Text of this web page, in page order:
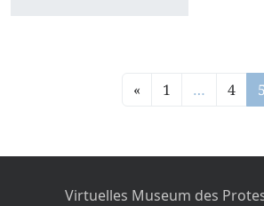
« 1 … 4 5
Virtuelles Museum des